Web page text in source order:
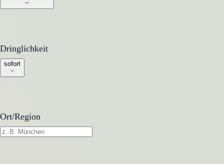
Dringlichkeit
Dringlichkeit
sofort
Ort/Region